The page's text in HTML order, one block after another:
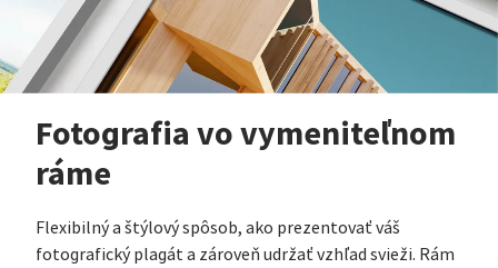
Fotografia vo vymeniteľnom
ráme
Flexibilný a štýlový spôsob, ako prezentovať váš
fotografický plagát a zároveň udržať vzhľad svieži. Rám